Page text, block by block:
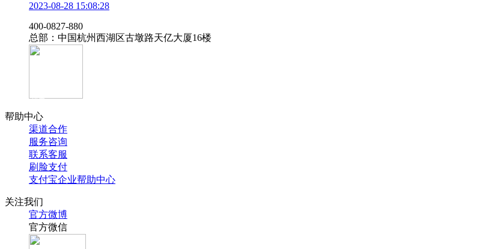
2023-08-28 15:08:28
‭400-0827-880
总部：中国杭州西湖区古墩路天亿大厦16楼
官方抖音
帮助中心
渠道合作
服务咨询
联系客服
刷脸支付
支付宝企业帮助中心
关注我们
官方微博
官方微信